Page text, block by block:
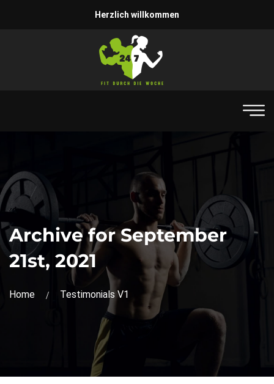
Herzlich willkommen
Archive for September
21st, 2021
Home Testimonials V1